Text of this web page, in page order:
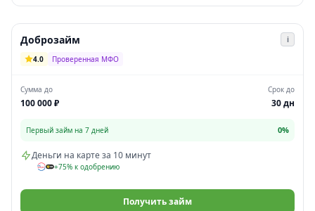
Доброзайм
i
4.0
Проверенная МФО
Сумма до
100 000 ₽
Срок до
30 дн
Первый займ на 7 дней 0%
Деньги на карте за 10 минут
+75% к одобрению
Получить займ